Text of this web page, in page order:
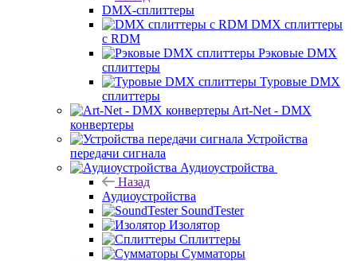
DMX-сплиттеры
DMX сплиттеры
с RDM
Рэковые DMX
сплиттеры
Туровые DMX
сплиттеры
Art-Net - DMX
конвертеры
Устройства
передачи сигнала
Аудиоустройства
Назад
Аудиоустройства
SoundTester
Изолятор
Сплиттеры
Сумматоры